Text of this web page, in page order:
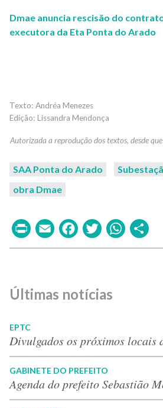
Dmae anuncia rescisão do
executora da Eta Ponta do Arado
Andréa Menezes
Lissandra Mendonça
SAA Ponta do Arado
obra Dmae
PrintEmailFacebook
Twitter
Últimas notícias
EPTC
Divulgados os próximos locais
GABINETE DO PREFEITO
Agenda do prefeito Sebastião